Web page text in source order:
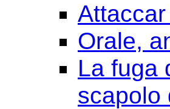
Orale,
La fuga
scapolo